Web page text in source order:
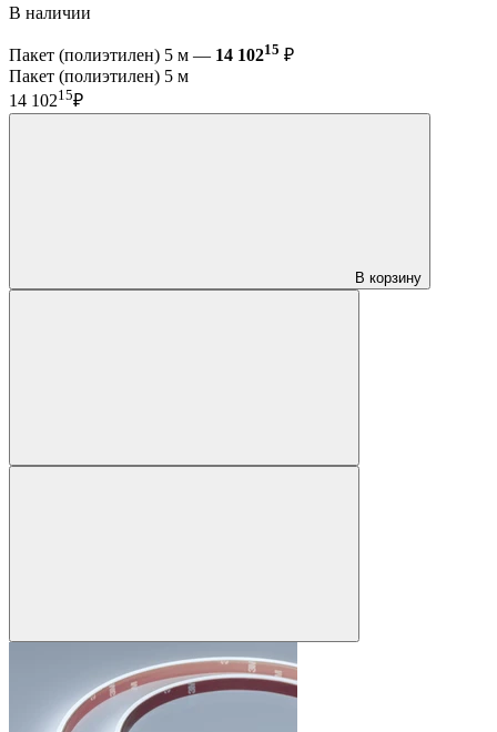
В наличии
Пакет (полиэтилен) 5 м — 14 10215 ₽
Пакет (полиэтилен) 5 м
14 10215₽
В корзину